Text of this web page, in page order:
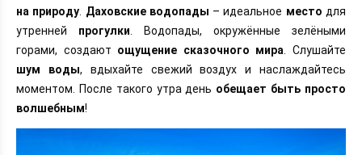
на природу. Даховские водопады – идеальное место для
утренней прогулки. Водопады, окружённые зелёными
горами, создают ощущение сказочного мира. Слушайте
шум воды, вдыхайте свежий воздух и наслаждайтесь
моментом. После такого утра день обещает быть просто
волшебным!